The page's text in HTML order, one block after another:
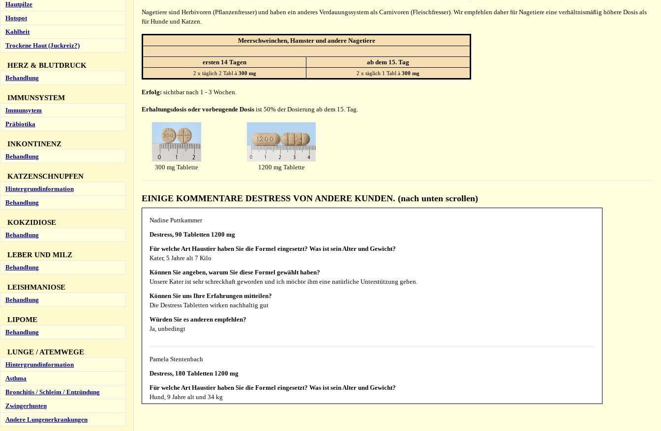
Hautpilze
Hotspot
Kahlheit
Trockene Haut (Juckreiz?)
HERZ & BLUTDRUCK
Behandlung
IMMUNSYSTEM
Immunsytem
Präbiotika
INKONTINENZ
Behandlung
KATZENSCHNUPFEN
Hintergrundinformation
Behandlung
KOKZIDIOSE
Behandlung
LEBER UND MILZ
Behandlung
LEISHMANIOSE
Behandlung
LIPOME
Behandlung
LUNGE / ATEMWEGE
Hintergrundinformation
Asthma
Bronchitis / Schleim / Entzündung
Zwingerhusten
Andere Lungenerkrankungen
Nagetiere sind Herbivoren (Pflanzenfresser) und haben ein anderes Verdauungssystem als Carnivoren (Fleischfresser). Wir empfehlen daher für Nagetiere eine verhältnismäßig höhere Dosis als
für Hunde und Katzen.
Meerschweinchen, Hamster und andere Nagetiere
ersten 14 Tagen ab dem 15. Tag
2 x täglich 2 Tabl à 300 mg 2 x täglich 1 Tabl à 300 mg
Erfolg: sichtbar nach 1 - 3 Wochen.
Erhaltungsdosis oder vorbeugende Dosis ist 50% der Dosierung ab dem 15. Tag.
300 mg Tablette 1200 mg Tablette
EINIGE KOMMENTARE DESTRESS VON ANDERE KUNDEN. (nach unten scrollen)
Nadine Puttkammer
Destress, 90 Tabletten 1200 mg
Für welche Art Haustier haben Sie die Formel eingesetzt? Was ist sein Alter und Gewicht?
Kater, 5 Jahre alt 7 Kilo
Können Sie angeben, warum Sie diese Formel gewählt haben?
Unsere Kater ist sehr schreckhaft geworden und ich möchte ihm eine natürliche Unterstützung geben.
Können Sie uns Ihre Erfahrungen mitteilen?
Die Destress Tabletten wirken nachhaltig gut
Würden Sie es anderen empfehlen?
Ja, unbedingt
Pamela Stentenbach
Destress, 180 Tabletten 1200 mg
Für welche Art Haustier haben Sie die Formel eingesetzt? Was ist sein Alter und Gewicht?
Hund, 9 Jahre alt und 34 kg